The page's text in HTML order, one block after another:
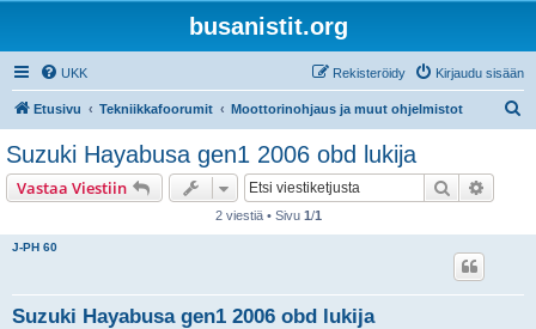
busanistit.org
UKK Kirjaudu sisään
Rekisteröidy
Etusivu Tekniikkafoorumit Moottorinohjaus ja muut ohjelmistot
Suzuki Hayabusa gen1 2006 obd lukija
Vastaa Viestiin Etsi
2 viestiä • Sivu 1/1
J-PH 60
Suzuki Hayabusa gen1 2006 obd lukija